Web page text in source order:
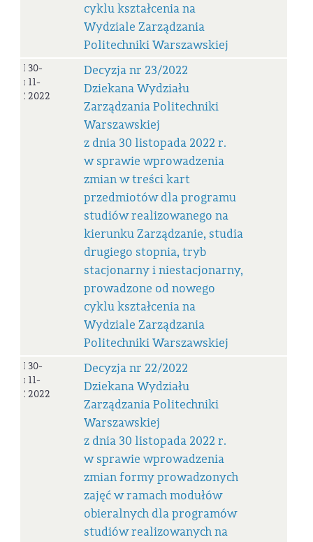
cyklu kształcenia na
Wydziale Zarządzania
Politechniki Warszawskiej
Decyzja
nr
23/2022
30-
11-
2022
Decyzja nr 23/2022
Dziekana Wydziału
Zarządzania Politechniki
Warszawskiej
z dnia 30 listopada 2022 r.
w sprawie wprowadzenia
zmian w treści kart
przedmiotów dla programu
studiów realizowanego na
kierunku Zarządzanie, studia
drugiego stopnia, tryb
stacjonarny i niestacjonarny,
prowadzone od nowego
cyklu kształcenia na
Wydziale Zarządzania
Politechniki Warszawskiej
Decyzja
nr
22/2022
30-
11-
2022
Decyzja nr 22/2022
Dziekana Wydziału
Zarządzania Politechniki
Warszawskiej
z dnia 30 listopada 2022 r.
w sprawie wprowadzenia
zmian formy prowadzonych
zajęć w ramach modułów
obieralnych dla programów
studiów realizowanych na